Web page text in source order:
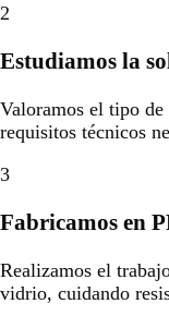
2
Estudiamos la
Valoramos el tipo de
requisitos técnicos
3
Fabricamos en
Realizamos el
vidrio, cuidando